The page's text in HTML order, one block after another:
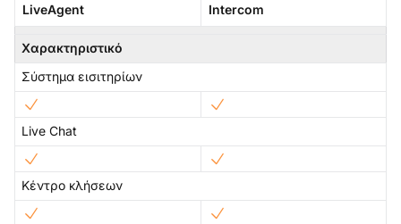
LiveAgent Intercom
Χαρακτηριστικό
Σύστημα εισιτηρίων
Live Chat
Κέντρο κλήσεων